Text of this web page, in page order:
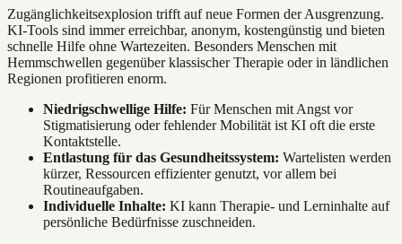
Zugänglichkeitsexplosion trifft auf neue Formen der Ausgrenzung.
KI-Tools sind immer erreichbar, anonym, kostengünstig und bieten
schnelle Hilfe ohne Wartezeiten. Besonders Menschen mit
Hemmschwellen gegenüber klassischer Therapie oder in ländlichen
Regionen profitieren enorm.
Niedrigschwellige Hilfe: Für Menschen mit Angst vor
Stigmatisierung oder fehlender Mobilität ist KI oft die erste
Kontaktstelle.
Entlastung für das Gesundheitssystem: Wartelisten werden
kürzer, Ressourcen effizienter genutzt, vor allem bei
Routineaufgaben.
Individuelle Inhalte: KI kann Therapie- und Lerninhalte auf
persönliche Bedürfnisse zuschneiden.